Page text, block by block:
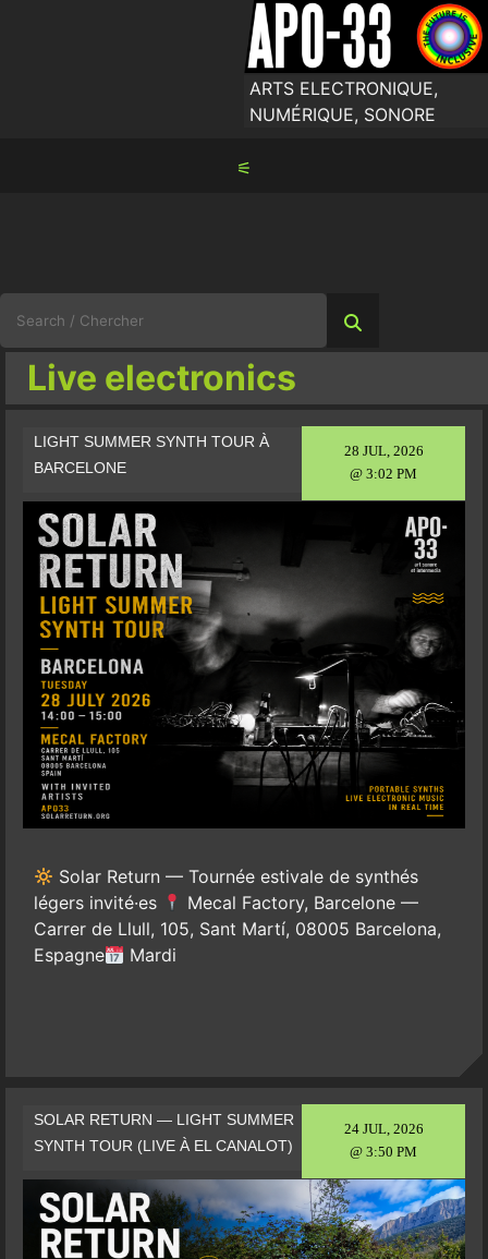
ARTS ELECTRONIQUE,
NUMÉRIQUE, SONORE
⚟
for:
Live electronics
28 JUL, 2026
@ 3:02 PM
LIGHT SUMMER SYNTH TOUR À
BARCELONE
Solar Return — Tournée estivale de synthés
légers invité·es
Mecal Factory, Barcelone —
Carrer de Llull, 105, Sant Martí, 08005 Barcelona,
Espagne
Mardi
24 JUL, 2026
@ 3:50 PM
SOLAR RETURN — LIGHT SUMMER
SYNTH TOUR (LIVE À EL CANALOT)